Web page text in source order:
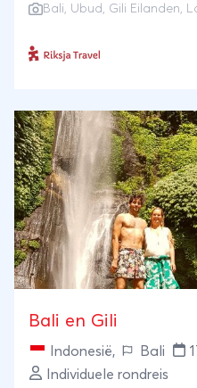
eiland wat je zoekt. De
Bali, Ubud , Gili Eilanden,
Bali en Gili
Indonesië, Bali
Individuele rondreis